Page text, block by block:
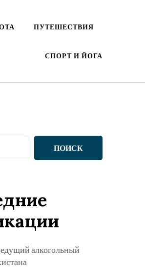
ПУТЕШЕСТВИЯ
СПОРТ И ЙОГА
ПОИСК
алкогольный